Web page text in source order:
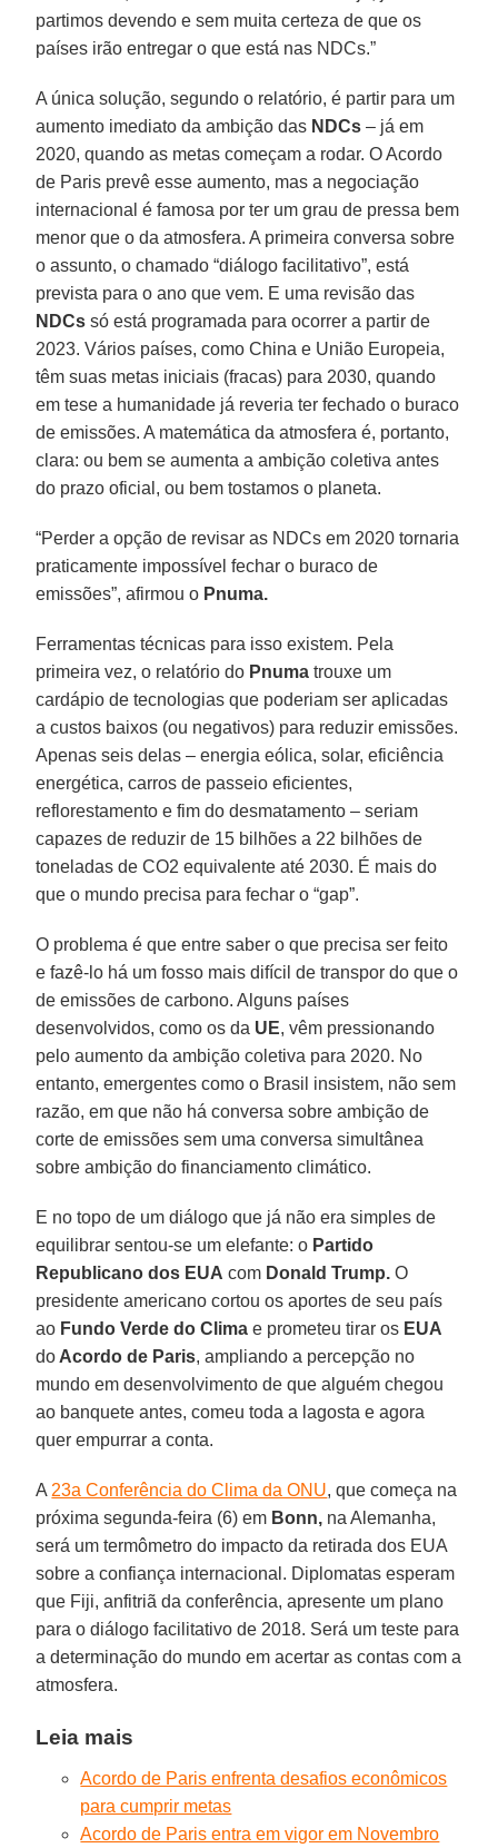
partimos devendo e sem muita certeza de que os
países irão entregar o que está nas NDCs.”
A única solução, segundo o relatório, é partir para um
aumento imediato da ambição das NDCs – já em
2020, quando as metas começam a rodar. O Acordo
de Paris prevê esse aumento, mas a negociação
internacional é famosa por ter um grau de pressa bem
menor que o da atmosfera. A primeira conversa sobre
o assunto, o chamado “diálogo facilitativo”, está
prevista para o ano que vem. E uma revisão das
NDCs só está programada para ocorrer a partir de
2023. Vários países, como China e União Europeia,
têm suas metas iniciais (fracas) para 2030, quando
em tese a humanidade já reveria ter fechado o buraco
de emissões. A matemática da atmosfera é, portanto,
clara: ou bem se aumenta a ambição coletiva antes
do prazo oficial, ou bem tostamos o planeta.
“Perder a opção de revisar as NDCs em 2020 tornaria
praticamente impossível fechar o buraco de
emissões”, afirmou o Pnuma.
Ferramentas técnicas para isso existem. Pela
primeira vez, o relatório do Pnuma trouxe um
cardápio de tecnologias que poderiam ser aplicadas
a custos baixos (ou negativos) para reduzir emissões.
Apenas seis delas – energia eólica, solar, eficiência
energética, carros de passeio eficientes,
reflorestamento e fim do desmatamento – seriam
capazes de reduzir de 15 bilhões a 22 bilhões de
toneladas de CO2 equivalente até 2030. É mais do
que o mundo precisa para fechar o “gap”.
O problema é que entre saber o que precisa ser feito
e fazê-lo há um fosso mais difícil de transpor do que o
de emissões de carbono. Alguns países
desenvolvidos, como os da UE, vêm pressionando
pelo aumento da ambição coletiva para 2020. No
entanto, emergentes como o Brasil insistem, não sem
razão, em que não há conversa sobre ambição de
corte de emissões sem uma conversa simultânea
sobre ambição do financiamento climático.
E no topo de um diálogo que já não era simples de
equilibrar sentou-se um elefante: o Partido
Republicano dos EUA com Donald Trump. O
presidente americano cortou os aportes de seu país
ao Fundo Verde do Clima e prometeu tirar os EUA
do Acordo de Paris, ampliando a percepção no
mundo em desenvolvimento de que alguém chegou
ao banquete antes, comeu toda a lagosta e agora
quer empurrar a conta.
A 23a Conferência do Clima da ONU, que começa na
próxima segunda-feira (6) em Bonn, na Alemanha,
será um termômetro do impacto da retirada dos EUA
sobre a confiança internacional. Diplomatas esperam
que Fiji, anfitriã da conferência, apresente um plano
para o diálogo facilitativo de 2018. Será um teste para
a determinação do mundo em acertar as contas com a
atmosfera.
Leia mais
Acordo de Paris enfrenta desafios econômicos
para cumprir metas
Acordo de Paris entra em vigor em Novembro